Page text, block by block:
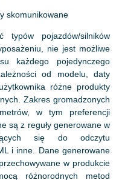
skomunikowane
typów pojazdów/silników
nie jest możliwe
każdego pojedynczego
od modelu, daty
różne produkty
Zakres gromadzonych
w tym preferencji
są z reguły generowane w
się do odczytu
i inne. Dane generowane
w produkcie
różnorodnych metod